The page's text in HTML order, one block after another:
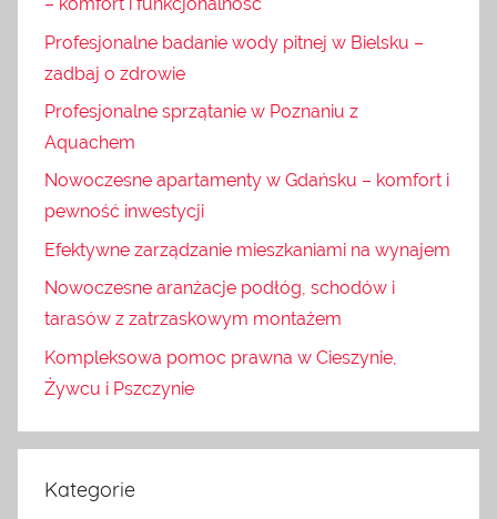
Profesjonalne badanie wody pitnej w Bielsku –
zadbaj o zdrowie
Profesjonalne sprzątanie w Poznaniu z
Aquachem
Nowoczesne apartamenty w Gdańsku – komfort i
pewność inwestycji
Efektywne zarządzanie mieszkaniami na wynajem
Nowoczesne aranżacje podłóg, schodów i
tarasów z zatrzaskowym montażem
Kompleksowa pomoc prawna w Cieszynie,
Żywcu i Pszczynie
Kategorie